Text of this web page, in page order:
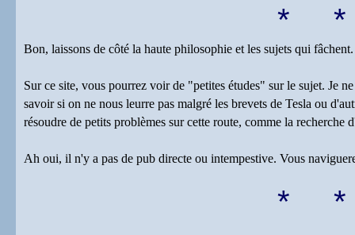
*
Bon, laissons de côté la haute philosophie et les sujets qui fâchent.
Sur ce site, vous pourrez voir de "petites études" sur le sujet. Je
savoir si on ne nous leurre pas malgré les brevets de Tesla ou
résoudre de petits problèmes sur cette route, comme la
Ah oui, il n'y a pas de pub directe ou intempestive. Vous
*